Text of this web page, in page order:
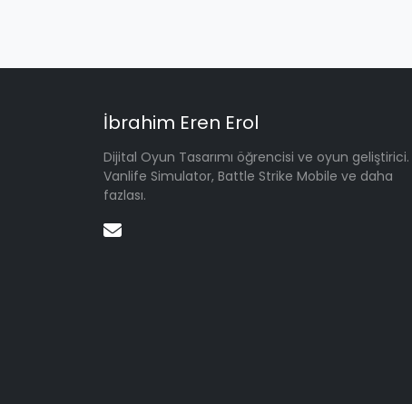
İbrahim Eren Erol
Dijital Oyun Tasarımı öğrencisi ve oyun geliştirici.
Vanlife Simulator, Battle Strike Mobile ve daha
fazlası.